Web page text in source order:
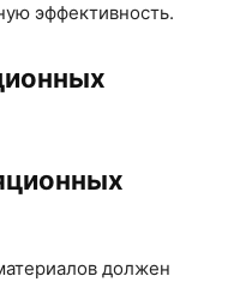
эффективность.
должен